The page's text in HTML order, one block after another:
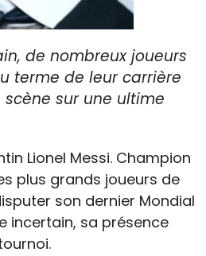
de nombreux joueurs
terme de leur carrière
sur une ultime
Lionel Messi. Champion
plus grands joueurs de
son dernier Mondial
incertain, sa présence